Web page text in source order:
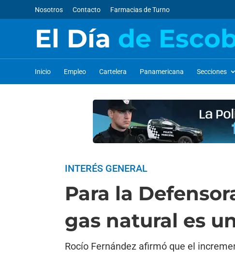
Nosotros Contacto Farmacias de Turno
El Día de
Inicio Empleo Cartelera Panamericana Secciones
INTERÉS GENERAL
Para la
gas natural es
Rocío Fernández afirmó que el